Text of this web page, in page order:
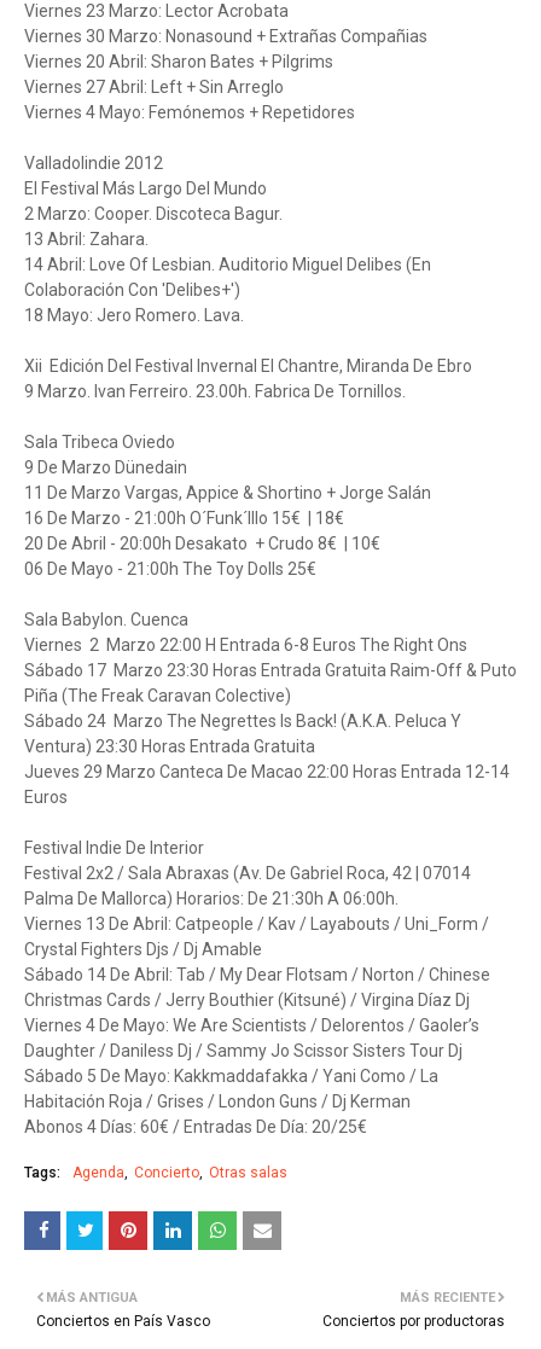
Viernes 23 Marzo: Lector Acrobata
Viernes 30 Marzo: Nonasound + Extrañas Compañias
Viernes 20 Abril: Sharon Bates + Pilgrims
Viernes 27 Abril: Left + Sin Arreglo
Viernes 4 Mayo: Femónemos + Repetidores
Valladolindie 2012
El Festival Más Largo Del Mundo
2 Marzo: Cooper. Discoteca Bagur.
13 Abril: Zahara.
14 Abril: Love Of Lesbian. Auditorio Miguel Delibes (En
Colaboración Con 'Delibes+')
18 Mayo: Jero Romero. Lava.
Xii Edición Del Festival Invernal El Chantre, Miranda De Ebro
9 Marzo. Ivan Ferreiro. 23.00h. Fabrica De Tornillos.
Sala Tribeca Oviedo
9 De Marzo Dünedain
11 De Marzo Vargas, Appice & Shortino + Jorge Salán
16 De Marzo - 21:00h O´Funk´Illo 15€ | 18€
20 De Abril - 20:00h Desakato + Crudo 8€ | 10€
06 De Mayo - 21:00h The Toy Dolls 25€
Sala Babylon. Cuenca
Viernes 2 Marzo 22:00 H Entrada 6-8 Euros The Right Ons
Sábado 17 Marzo 23:30 Horas Entrada Gratuita Raim-Off & Puto
Piña (The Freak Caravan Colective)
Sábado 24 Marzo The Negrettes Is Back! (A.K.A. Peluca Y
Ventura) 23:30 Horas Entrada Gratuita
Jueves 29 Marzo Canteca De Macao 22:00 Horas Entrada 12-14
Euros
Festival Indie De Interior
Festival 2x2 / Sala Abraxas (Av. De Gabriel Roca, 42 | 07014
Palma De Mallorca) Horarios: De 21:30h A 06:00h.
Viernes 13 De Abril: Catpeople / Kav / Layabouts / Uni_Form /
Crystal Fighters Djs / Dj Amable
Sábado 14 De Abril: Tab / My Dear Flotsam / Norton / Chinese
Christmas Cards / Jerry Bouthier (Kitsuné) / Virgina Díaz Dj
Viernes 4 De Mayo: We Are Scientists / Delorentos / Gaoler’s
Daughter / Daniless Dj / Sammy Jo Scissor Sisters Tour Dj
Sábado 5 De Mayo: Kakkmaddafakka / Yani Como / La
Habitación Roja / Grises / London Guns / Dj Kerman
Abonos 4 Días: 60€ / Entradas De Día: 20/25€
Tags: Agenda Concierto Otras salas
MÁS RECIENTE
Conciertos por productoras
MÁS ANTIGUA
Conciertos en País Vasco